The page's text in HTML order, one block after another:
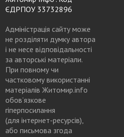
ЄДРПОУ 33732896
Адміністрація сайту може
не розділяти думку автора
і не несе відповідальності
за авторські матеріали.
При повному чи
частковому використанні
матеріалів Житомир.info
обов’язкове
гіперпосилання
(для інтернет-ресурсів),
або письмова згода